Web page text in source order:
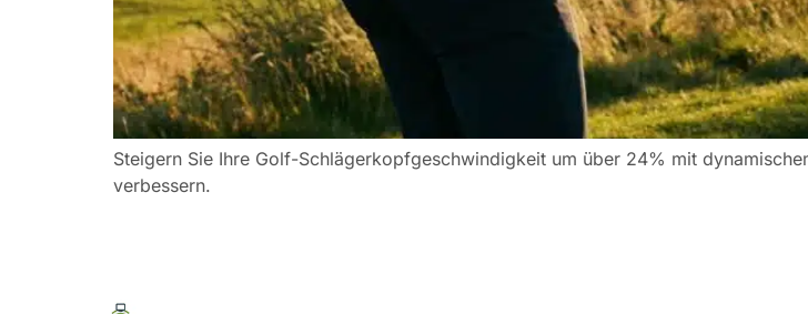
Steigern Sie Ihre Golf-Schlägerkopfgeschwindigkeit um über 24% mit
verbessern.